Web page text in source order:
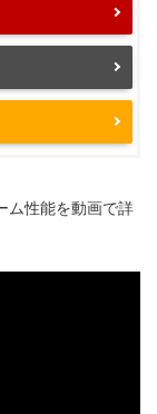
ム性能を動画で詳